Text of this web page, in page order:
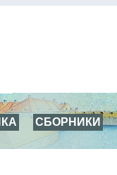
СБОРНИКИ